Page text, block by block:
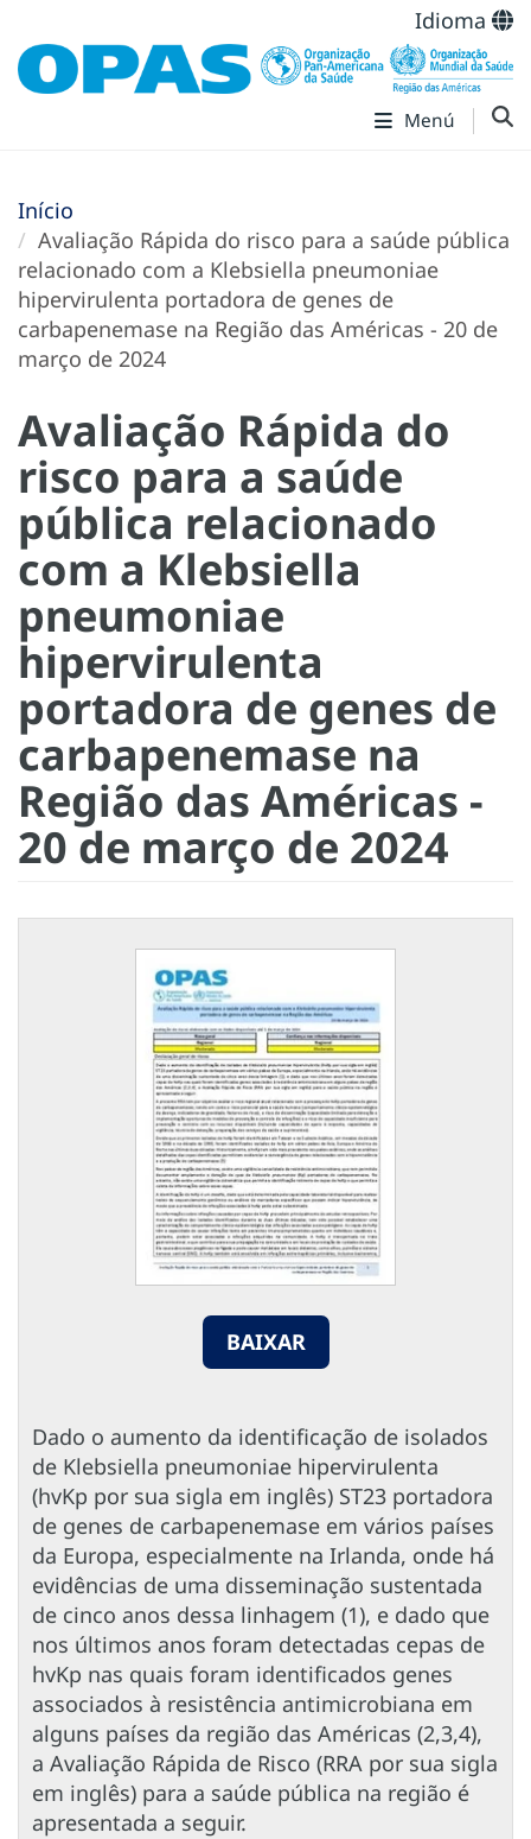
Idioma
Menú
Início
Avaliação Rápida do risco para a saúde pública
relacionado com a Klebsiella pneumoniae
hipervirulenta portadora de genes de
carbapenemase na Região das Américas - 20 de
março de 2024
Avaliação Rápida do
risco para a saúde
pública relacionado
com a Klebsiella
pneumoniae
hipervirulenta
portadora de genes de
carbapenemase na
Região das Américas -
20 de março de 2024
BAIXAR
Dado o aumento da identificação de isolados
de Klebsiella pneumoniae hipervirulenta
(hvKp por sua sigla em inglês) ST23 portadora
de genes de carbapenemase em vários países
da Europa, especialmente na Irlanda, onde há
evidências de uma disseminação sustentada
de cinco anos dessa linhagem (1), e dado que
nos últimos anos foram detectadas cepas de
hvKp nas quais foram identificados genes
associados à resistência antimicrobiana em
alguns países da região das Américas (2,3,4),
a Avaliação Rápida de Risco (RRA por sua sigla
em inglês) para a saúde pública na região é
apresentada a seguir.